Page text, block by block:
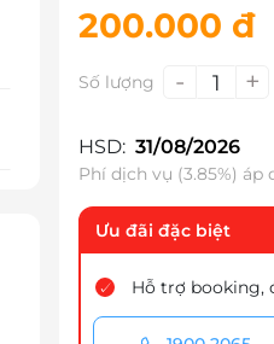
200.000 đ
Số lượng - 1 +
HSD: 31/08/2026
Phí dịch vụ (3.85%)
Ưu đãi đặc biệt
Hỗ trợ booking,